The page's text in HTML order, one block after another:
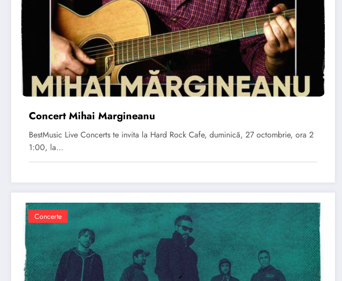
Concert Mihai Margineanu
BestMusic Live Concerts te invita la Hard Rock Cafe, duminică, 27 octombrie, ora 2
1:00, la…
Concerte